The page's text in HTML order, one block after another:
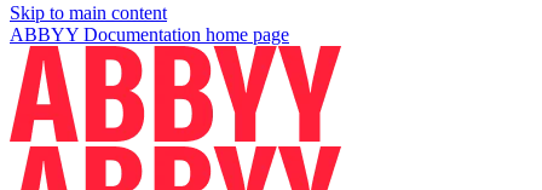
Skip to main content
ABBYY Documentation home page